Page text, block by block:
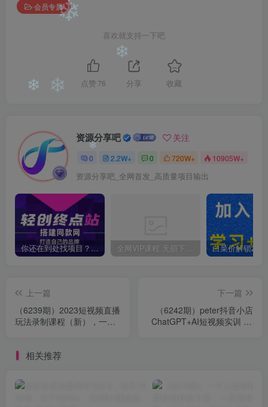
会员专属
喜欢就支持一下吧
点赞 76 分享 收藏
资源分享吧 关注
0 2.2W+ 0 720W+ 10905W+
资源分享吧_全网首发_高质量项目输出
你还在到处找项目？还在当韭菜？我靠卖项目一个月收入5万+，曾经我也是个失败者。 全网VIP课程 无损下载~
上一篇
（6239期）2023短视频直播
玩法录制课程（新），一套
下一篇
（6242期）peter抖音小店
ChatGPT+AI短视频实训 10
相关推荐
❄
❄